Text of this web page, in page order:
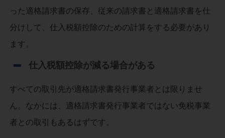
った適格請求書の保存、従来の請求書と適格請求書を仕
分けして、仕入税額控除のための計算をする必要があり
ます。
仕入税額控除が減る場合がある
すべての取引先が適格請求書発行事業者とは限りませ
ん。なかには、適格請求書発行事業者ではない免税事業
者との取引もあるはずです。